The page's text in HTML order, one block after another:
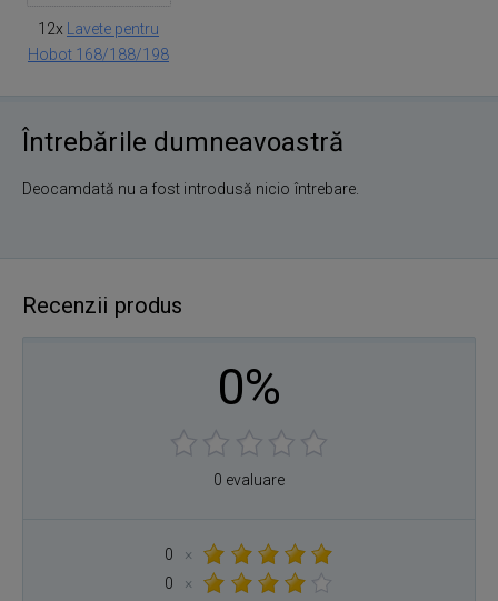
12x
Lavete pentru
Hobot 168/188/198
Întrebările dumneavoastră
Deocamdată nu a fost introdusă nicio întrebare.
Recenzii produs
0%
0 evaluare
0
×
0
×